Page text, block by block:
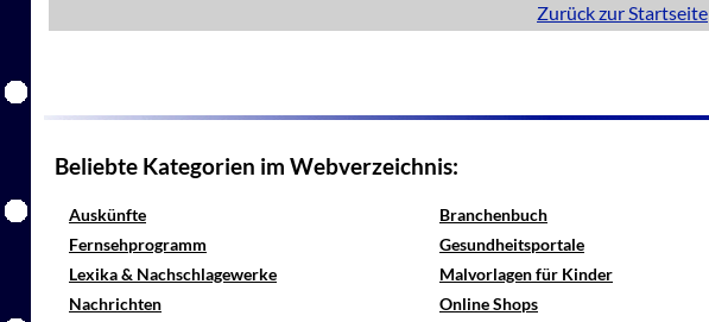
Zurück zur Startseite
Beliebte Kategorien im Webverzeichnis:
Auskünfte Branchenbuch
Fernsehprogramm
Gesundheitsportale
Lexika & Nachschlagewerke
Malvorlagen für Kinder
Nachrichten
Online Shops